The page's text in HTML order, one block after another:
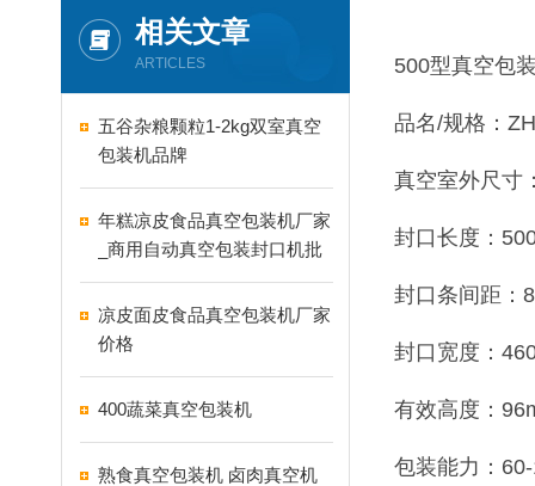
相关文章
ARTICLES
五谷杂粮颗粒1-2kg双室真空
包装机品牌
年糕凉皮食品真空包装机厂家
_商用自动真空包装封口机批
发价格
凉皮面皮食品真空包装机厂家
价格
400蔬菜真空包装机
熟食真空包装机 卤肉真空机
500型真空包
品名/规格：
真空室外尺寸
封口长度：
封口条间距：
封口宽度：
有效高度：
包装能力：